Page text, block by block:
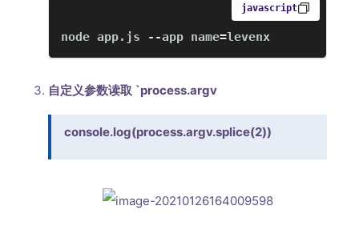
javascript
node app. js --app name=levenx
自定义参数读取 `process.argv
console.log(process.argv.splice(2))